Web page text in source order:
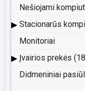
Nešiojami
▸ Stacionarūs
Monitoriai
▸ Įvairios prekės
Didmeniniai